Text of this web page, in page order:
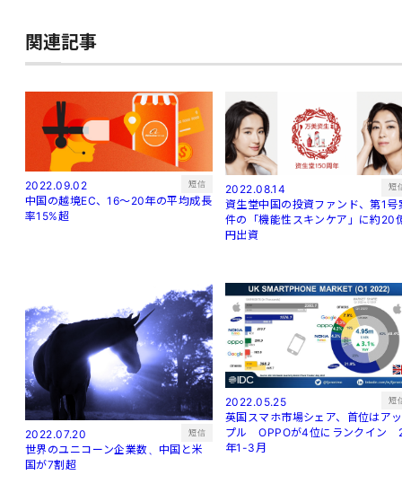
関連記事
2022.09.02 短信
中国の越境EC、16～20年の平均成長
率15%超
2022.08.14 短
資生堂中国の投資ファンド、第1号
件の「機能性スキンケア」に約20
円出資
2022.07.20 短信
世界のユニコーン企業数、中国と米
国が7割超
2022.05.25 短
英国スマホ市場シェア、首位はアッ
プル OPPOが4位にランクイン
年1-3月